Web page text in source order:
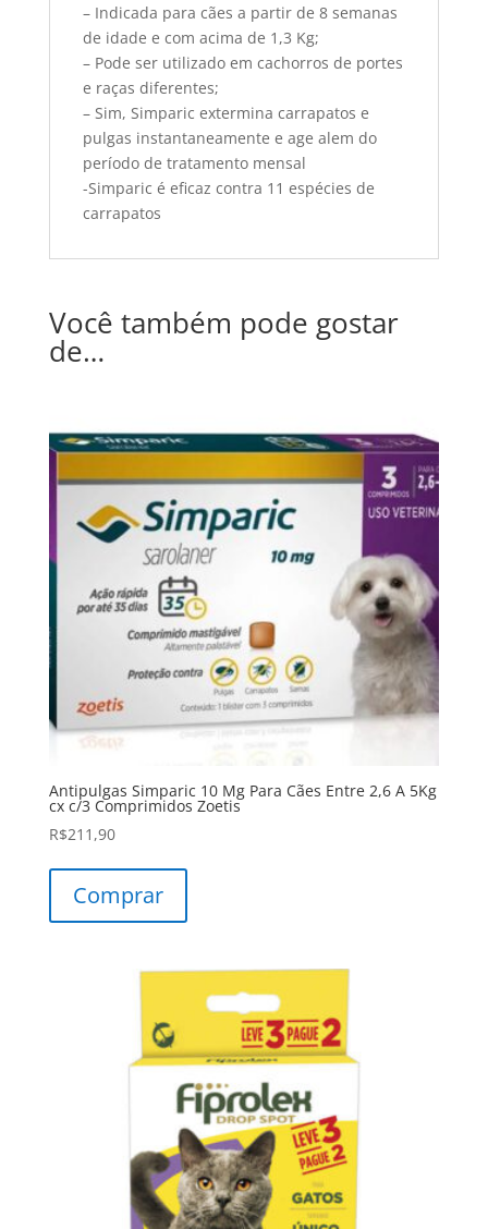
– Indicada para cães a partir de 8 semanas
de idade e com acima de 1,3 Kg;
– Pode ser utilizado em cachorros de portes
e raças diferentes;
– Sim, Simparic extermina carrapatos e
pulgas instantaneamente e age alem do
período de tratamento mensal
-Simparic é eficaz contra 11 espécies de
carrapatos
Você também pode gostar
de…
Antipulgas Simparic 10 Mg Para Cães Entre 2,6 A 5Kg
cx c/3 Comprimidos Zoetis
R$211,90
Comprar